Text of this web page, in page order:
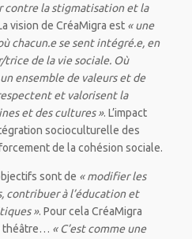
contre la stigmatisation et la
vision de CréaMigra est « une
chacun.e se sent intégré.e, en
de la vie sociale. Où
ensemble de valeurs et de
et valorisent la
et des cultures ». L’impact
socioculturelle des
de la cohésion sociale.
sont de « modifier les
contribuer à l’éducation et
». Pour cela CréaMigra
théâtre… « C’est comme une